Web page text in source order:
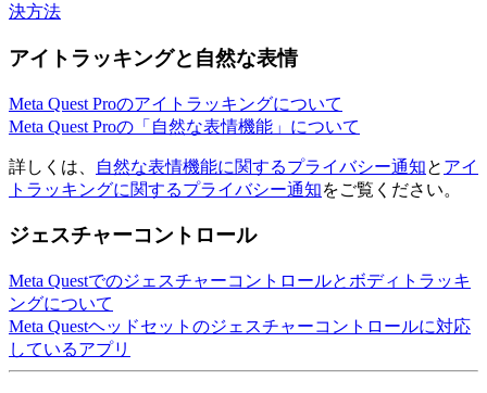
決方法
アイトラッキングと自然な表情
Meta Quest Proのアイトラッキングについて
Meta Quest Proの「自然な表情機能」について
詳しくは、 自然な表情機能に関するプライバシー通知と アイ
トラッキングに関するプライバシー通知をご覧ください。
ジェスチャーコントロール
Meta Questでのジェスチャーコントロールとボディトラッキ
ングについて
Meta Questヘッドセットのジェスチャーコントロールに対応
しているアプリ